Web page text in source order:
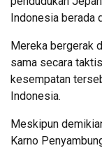
Indonesia berada
Mereka bergerak
sama secara
kesempatan
Indonesia.
Meskipun
Karno